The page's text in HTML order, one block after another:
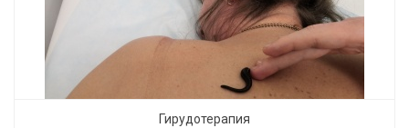
Гирудотерапия